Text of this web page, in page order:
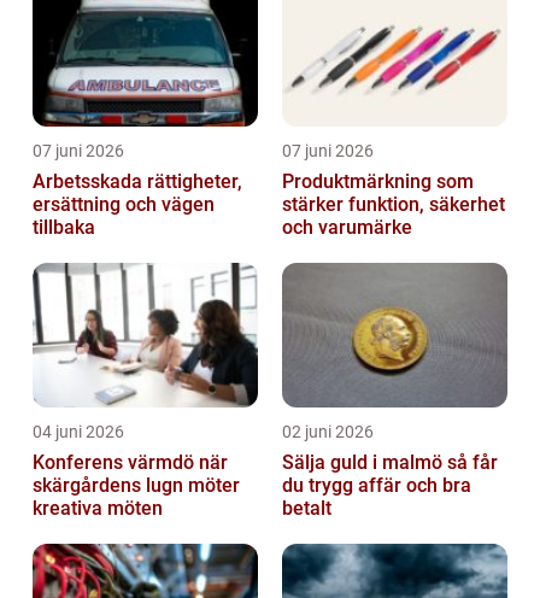
07 juni 2026
Arbetsskada rättigheter,
ersättning och vägen
tillbaka
07 juni 2026
Produktmärkning som
stärker funktion, säkerhet
och varumärke
04 juni 2026
Konferens värmdö när
skärgårdens lugn möter
kreativa möten
02 juni 2026
Sälja guld i malmö så får
du trygg affär och bra
betalt